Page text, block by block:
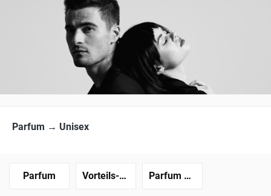
Parfum → Unisex
Parfum Vorteils-Set Parfum Proben